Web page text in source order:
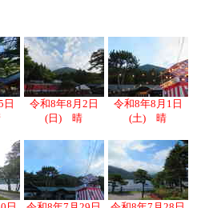
日
令和8年8月2日
(日) 晴
令和8年8月1日
(土) 晴